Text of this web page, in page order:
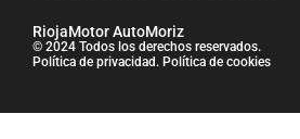
RiojaMotor AutoMoriz
© 2024 Todos los derechos reservados.
Política de privacidad. Política de cookies